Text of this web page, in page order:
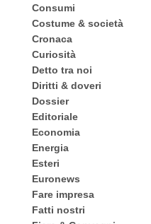
Consumi
Costume & società
Cronaca
Curiosità
Detto tra noi
Diritti & doveri
Dossier
Editoriale
Economia
Energia
Esteri
Euronews
Fare impresa
Fatti nostri